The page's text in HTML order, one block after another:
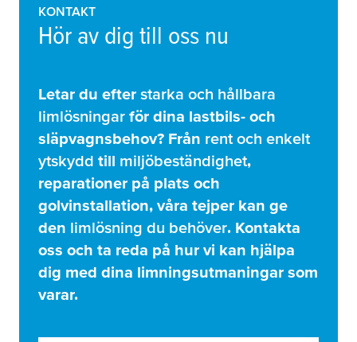
KONTAKT
Hör av dig till oss nu
Letar du efter starka och hållbara
limlösningar för dina lastbils- och
släpvagnsbehov? Från rent och enkelt
ytskydd till miljöbeständighet,
reparationer på plats och
golvinstallation, våra tejper kan ge
den limlösning du behöver. Kontakta
oss och ta reda på hur vi kan hjälpa
dig med dina limningsutmaningar som
varar.